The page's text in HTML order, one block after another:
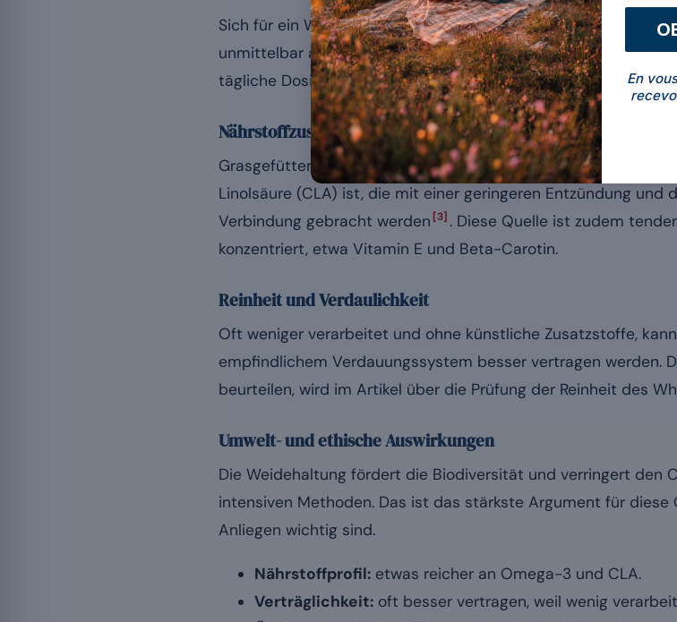
Sich für ein Whey aus der Milch grasgefütterter Kühe zu
unmittelbar aus der natürlichen Ernährung der Tiere folgen.
tägliche Dosis bezogen zu relativieren.
Nährstoffzusammensetzung
Grasgefütterte Kühe geben eine Milch, die etwas reicher an
Linolsäure (CLA) ist, die mit einer geringeren Entzündung und
Verbindung gebracht werden [3] . Diese Quelle ist zudem
konzentriert, etwa Vitamin E und Beta-Carotin.
Reinheit und Verdaulichkeit
Oft weniger verarbeitet und ohne künstliche Zusatzstoffe,
empfindlichem Verdauungssystem besser vertragen werden.
beurteilen, wird im Artikel über die Prüfung der Reinheit des
Umwelt- und ethische Auswirkungen
Die Weidehaltung fördert die Biodiversität und verringert den
intensiven Methoden. Das ist das stärkste Argument für diese
Anliegen wichtig sind.
Nährstoffprofil: etwas reicher an Omega-3 und CLA.
Verträglichkeit: oft besser vertragen, weil wenig
En